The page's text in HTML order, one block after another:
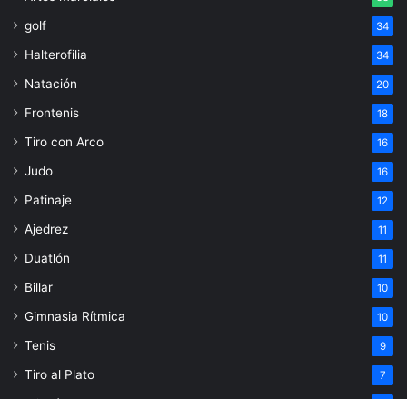
golf 34
Halterofilia 34
Natación 20
Frontenis 18
Tiro con Arco 16
Judo 16
Patinaje 12
Ajedrez 11
Duatlón 11
Billar 10
Gimnasia Rítmica 10
Tenis 9
Tiro al Plato 7